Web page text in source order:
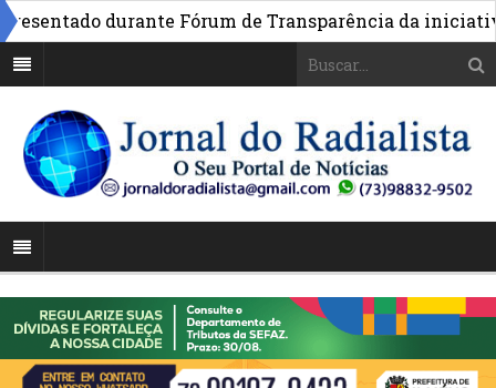
durante Fórum de Transparência da iniciativa